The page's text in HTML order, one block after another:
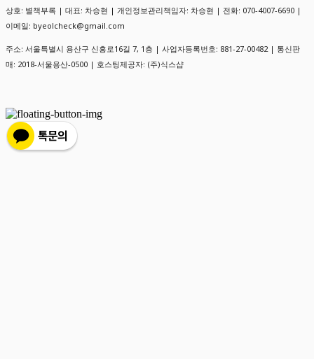
상호: 별책부록 | 대표: 차승현 | 개인정보관리책임자: 차승현 | 전화: 070-4007-6690 |
이메일: byeolcheck@gmail.com
주소: 서울특별시 용산구 신흥로16길 7, 1층 | 사업자등록번호: 881-27-00482 | 통신판
매: 2018-서울용산-0500 | 호스팅제공자: (주)식스샵